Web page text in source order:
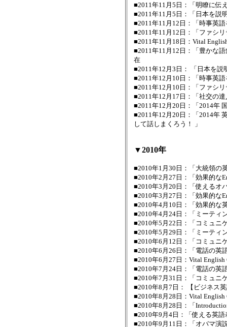
■2011年11月5日：「明瞭に伝
■2011年11月5日：「日本を説
■2011年11月12日：「時事英
■2011年11月12日：「ファシ
■2011年11月18日：Vital
■2011年11月12日：「豊かな
在
■2011年12月3日： 「日本を説
■2011年12月10日：「時事英
■2011年12月10日：「ファシ
■2011年12月17日：「社交の
■2011年12月20日：「2014年
■2011年12月20日：「2014年
して話しまくろう！ 」
▼2010年
■2010年1月30日：「大統領の
■2010年2月27日：「効果的な
■2010年3月20日：「使えるオ
■2010年3月27日：「効果的な
■2010年4月10日：「効果的な
■2010年4月24日：「ミーティ
■2010年5月22日：「コミュニ
■2010年5月29日：「ミーティ
■2010年6月12日：「コミュニ
■2010年6月26日：「電話の英
■2010年6月27日：Vital
■2010年7月24日：「電話の英
■2010年7月31日：「コミュニ
■2010年8月7日： 【ビジネス
■2010年8月28日：Vital
■2010年8月28日：「
■2010年9月4日：「使える英
■2010年9月11日：「オバマ